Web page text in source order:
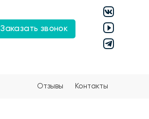
Заказать звонок
Отзывы Контакты